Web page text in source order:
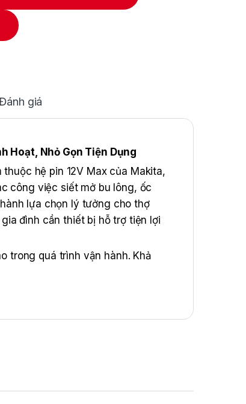
giá
Hoạt, Nhỏ Gọn Tiện Dụng
hệ pin 12V Max của Makita,
công việc siết mở bu lông, ốc
lựa chọn lý tưởng cho thợ
đình cần thiết bị hỗ trợ tiện lợi
trong quá trình vận hành. Khả
lại giá trị sử dụng vượt trội theo